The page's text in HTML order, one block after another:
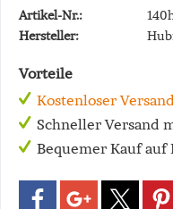
Artikel-Nr.:
Hersteller:
Vorteile
Kostenloser
Schneller Versand
Bequemer Kauf auf